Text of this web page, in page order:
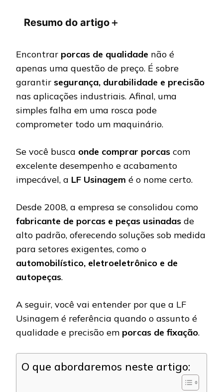
Resumo do artigo＋
Encontrar porcas de qualidade não é
apenas uma questão de preço. É sobre
garantir segurança, durabilidade e precisão
nas aplicações industriais. Afinal, uma
simples falha em uma rosca pode
comprometer todo um maquinário.
Se você busca onde comprar porcas com
excelente desempenho e acabamento
impecável, a LF Usinagem é o nome certo.
Desde 2008, a empresa se consolidou como
fabricante de porcas e peças usinadas de
alto padrão, oferecendo soluções sob medida
para setores exigentes, como o
automobilístico, eletroeletrônico e de
autopeças.
A seguir, você vai entender por que a LF
Usinagem é referência quando o assunto é
qualidade e precisão em porcas de fixação.
O que abordaremos neste artigo: